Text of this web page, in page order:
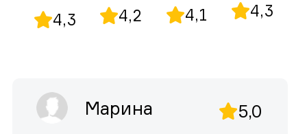
4,3 4,2 4,1 4,3
Марина 5,0